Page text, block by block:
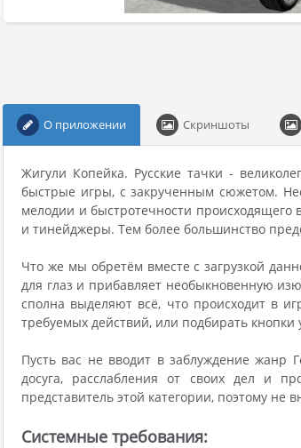
О приложении Скриншоты
Жигули Копейка. Русские тачки -
быстрые игры, с закрученным сюжетом.
мелодии и быстротечности происходящего
и тинейджеры. Тем более большинство
Что же мы обретём вместе с загрузкой
для глаз и прибавляет необыкновенную
сполна выделяют всё, что происходит в
требуемых действий, или подбирать
Пусть вас не вводит в заблуждение жанр
досуга, расслабления от своих дел и
представитель этой категории, поэтому
Системные требования: